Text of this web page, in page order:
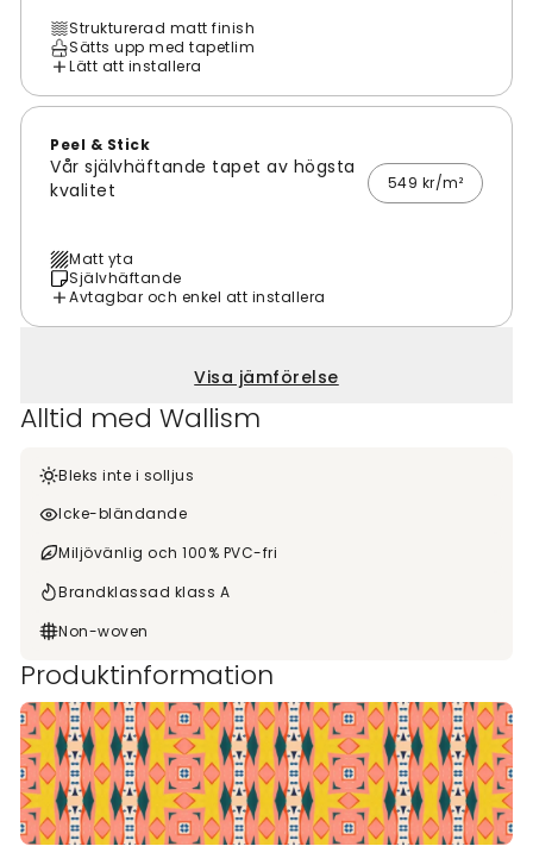
Strukturerad matt finish
Sätts upp med tapetlim
Lätt att installera
Peel & Stick
Vår självhäftande tapet av högsta
kvalitet
549 kr/m²
Matt yta
Självhäftande
Avtagbar och enkel att installera
Visa jämförelse
Alltid med Wallism
Bleks inte i solljus
Icke-bländande
Miljövänlig och 100% PVC-fri
Brandklassad klass A
Non-woven
Produktinformation